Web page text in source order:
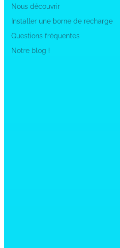
Nous découvrir
Installer une borne de recharge
Questions fréquentes
Notre blog !